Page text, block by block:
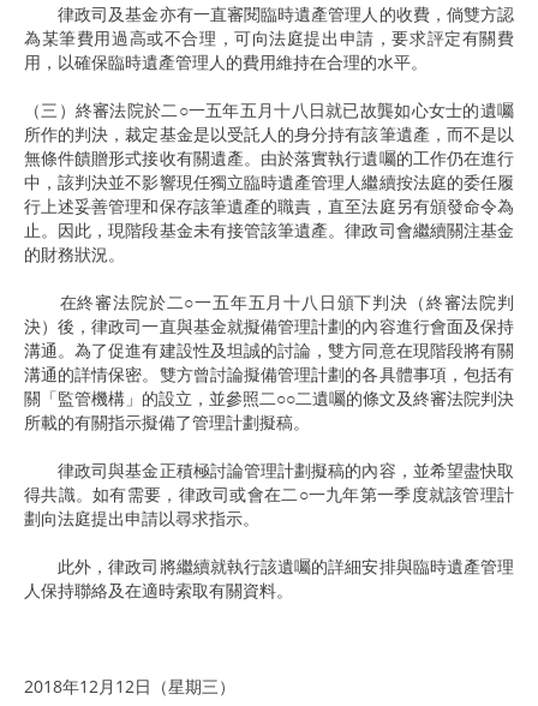
律政司及基金亦有一直審閱臨時遺產管理人的收費，倘雙方認
為某筆費用過高或不合理，可向法庭提出申請，要求評定有關費
用，以確保臨時遺產管理人的費用維持在合理的水平。
（三）終審法院於二○一五年五月十八日就已故龔如心女士的遺囑
所作的判決，裁定基金是以受託人的身分持有該筆遺產，而不是以
無條件饋贈形式接收有關遺產。由於落實執行遺囑的工作仍在進行
中，該判決並不影響現任獨立臨時遺產管理人繼續按法庭的委任履
行上述妥善管理和保存該筆遺產的職責，直至法庭另有頒發命令為
止。因此，現階段基金未有接管該筆遺產。律政司會繼續關注基金
的財務狀況。
在終審法院於二○一五年五月十八日頒下判決（終審法院判
決）後，律政司一直與基金就擬備管理計劃的內容進行會面及保持
溝通。為了促進有建設性及坦誠的討論，雙方同意在現階段將有關
溝通的詳情保密。雙方曾討論擬備管理計劃的各具體事項，包括有
關「監管機構」的設立，並參照二○○二遺囑的條文及終審法院判決
所載的有關指示擬備了管理計劃擬稿。
律政司與基金正積極討論管理計劃擬稿的內容，並希望盡快取
得共識。如有需要，律政司或會在二○一九年第一季度就該管理計
劃向法庭提出申請以尋求指示。
此外，律政司將繼續就執行該遺囑的詳細安排與臨時遺產管理
人保持聯絡及在適時索取有關資料。
2018年12月12日（星期三）